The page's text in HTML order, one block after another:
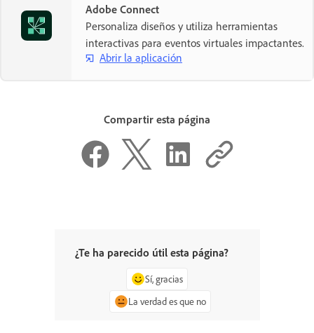
Adobe Connect
Personaliza diseños y utiliza herramientas
interactivas para eventos virtuales impactantes.
Abrir la aplicación
Compartir esta página
¿Te ha parecido útil esta página?
Sí, gracias
La verdad es que no